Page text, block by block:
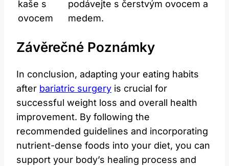
⁢kaše s
ovocem
podávejte s čerstvým ovocem⁢ a
medem.
Závěrečné Poznámky
In‌ conclusion,‍ adapting​ your ⁣eating habits⁤
after bariatric surgery is crucial‍ for
successful ​weight ‍loss and overall health
improvement. By ⁣following the
recommended guidelines and incorporating
nutrient-dense foods into your diet, you⁣ can
support your body’s healing process and